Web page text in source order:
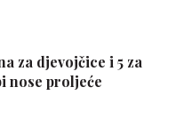
za djevojčice i 5 za
nose proljeće